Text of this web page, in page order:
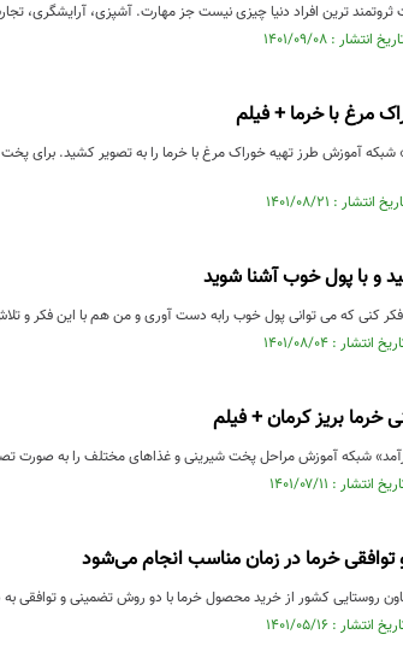
ثروتمند ترین افراد دنیا چیزی نیست جز مهارت. آشپزی،
مرغ با خرما + فیلم
شبکه آموزش طرز تهیه خوراک مرغ با خرما را به تصویر کشید. برای
و با پول خوب آشنا شوید
کنی که می توانی پول خوب رابه دست آوری و من هم با این فکر و
خرما بریز کرمان + فیلم
شبکه آموزش مراحل پخت شیرینی و غذاهای مختلف را به
خرما در زمان مناسب انجام می‌شود
روستایی کشور از خرید محصول خرما با دو روش تضمینی و توافقی به